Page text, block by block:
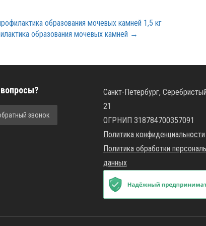
образования мочевых камней 1,5 кг
образования мочевых камней →
звонок
Санкт-Петербург,
21
ОГРНИП 318784700357091
Политика конфиденциальности
Политика обработки
данных